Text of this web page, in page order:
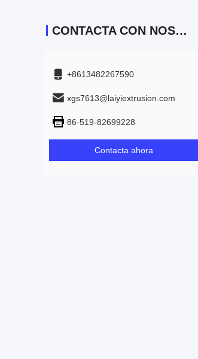
CONTACTA CON NOSOTROS
+8613482267590
xgs7613@laiyiextrusion.com
86-519-82699228
Contacta ahora